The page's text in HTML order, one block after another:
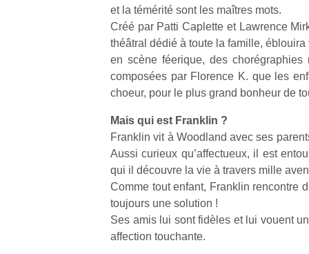
et la témérité sont les maîtres mots.
Créé par Patti Caplette et Lawrence
théâtral dédié à toute la famille,
en scène féerique, des chorégraphies
composées par Florence K. que les
choeur, pour le plus grand bonheur de
Mais qui est Franklin ?
Franklin vit à Woodland avec ses
Aussi curieux qu’affectueux, il est
qui il découvre la vie à travers mille
Comme tout enfant, Franklin rencontre
toujours une solution !
Ses amis lui sont fidèles et lui vouent
affection touchante.